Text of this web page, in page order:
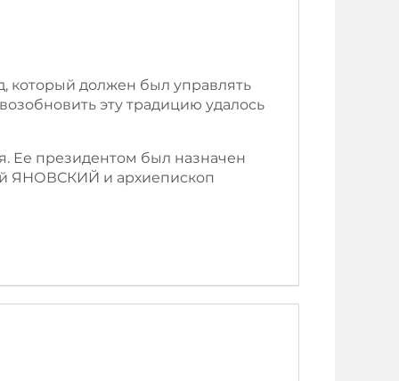
который должен был управлять
эту традицию удалось
Ее президентом был назначен
ЯНОВСКИЙ и архиепископ